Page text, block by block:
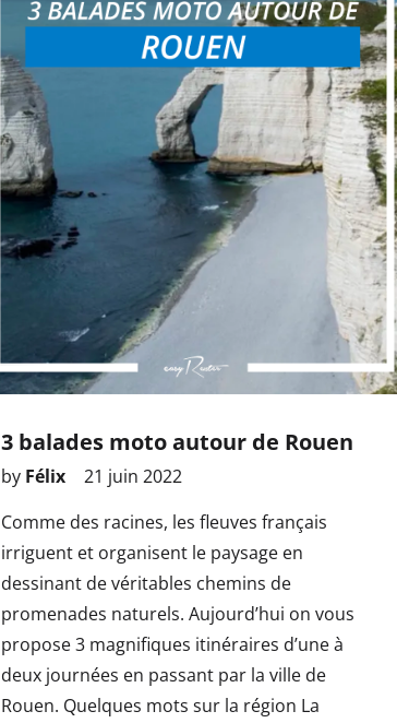
3 balades moto autour de Rouen
by Félix
21 juin 2022
Comme des racines, les fleuves français
irriguent et organisent le paysage en
dessinant de véritables chemins de
promenades naturels. Aujourd’hui on vous
propose 3 magnifiques itinéraires d’une à
deux journées en passant par la ville de
Rouen. Quelques mots sur la région La